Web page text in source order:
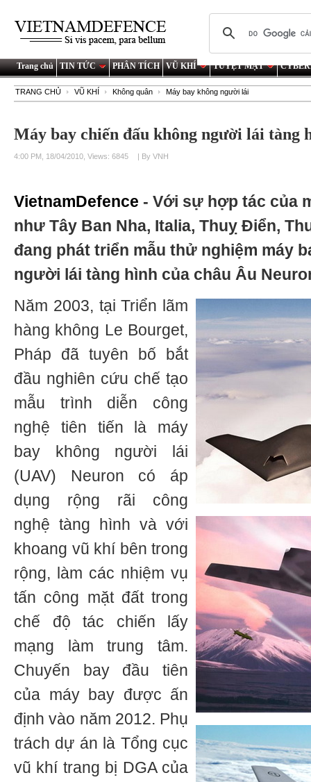
Trang chủ TIN TỨC PHÂN TÍCH VŨ KHÍ TUYỆT MẬT
TRANG CHỦ VŨ KHÍ Không quân Máy bay không người lái
Máy bay chiến đấu không người lái tàng
4:00 PM, 18/04/2010, Views: 6845 | By VNH
VietnamDefence - Với sự hợp tác của
như Tây Ban Nha, Italia, Thuỵ Điển,
đang phát triển mẫu thử nghiệm máy
người lái tàng hình của châu Âu
Năm 2003, tại Triển lãm
hàng không Le Bourget,
Pháp đã tuyên bố bắt
đầu nghiên cứu chế tạo
mẫu trình diễn công
nghệ tiên tiến là máy
bay không người lái
(UAV) Neuron có áp
dụng rộng rãi công
nghệ tàng hình và với
khoang vũ khí bên trong
rộng, làm các nhiệm vụ
tấn công mặt đất trong
chế độ tác chiến lấy
mạng làm trung tâm.
Chuyến bay đầu tiên
của máy bay được ấn
định vào năm 2012. Phụ
trách dự án là Tổng cục
vũ khí trang bị DGA của